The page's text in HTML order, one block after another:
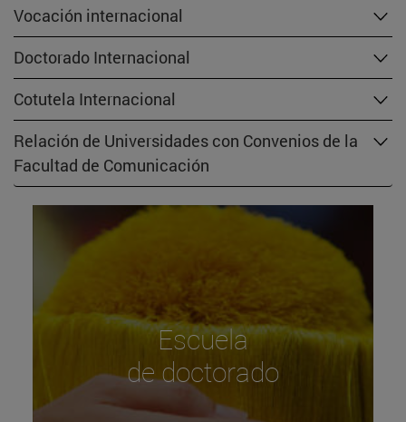
Vocación internacional
Doctorado Internacional
Cotutela Internacional
Relación de Universidades con Convenios de la
Facultad de Comunicación
Escuela
de doctorado